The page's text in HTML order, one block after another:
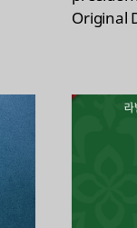
Original